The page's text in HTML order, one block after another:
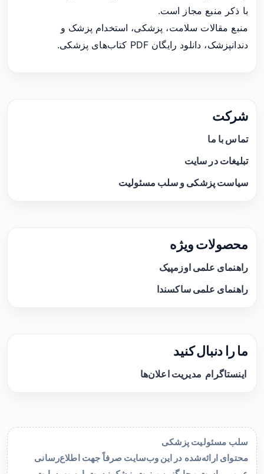
با ذکر منبع مجاز است.
منبع مقالات سلامت، پزشکی، استخدام پزشک و
دندانپزشک، دانلود رایگان PDF کتاب‌های پزشکی.
شرکت
تماس با ما
تبلیغات در سایت
سیاست پزشکی و سلب مسئولیت
محصولات ویژه
راهنمای علمی اوزمپیک
راهنمای علمی ساکسندا
ما را دنبال کنید
اینستاگرام مدیریت اعلان‌ها
سلب مسئولیت پزشکی
محتوای ارائه‌شده در این وب‌سایت صرفاً جهت اطلاع‌رسانی